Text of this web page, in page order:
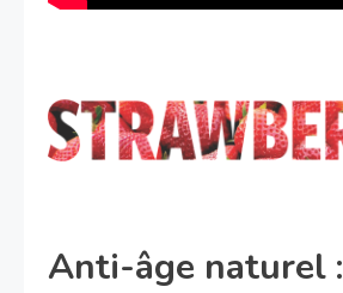
Anti-âge naturel :